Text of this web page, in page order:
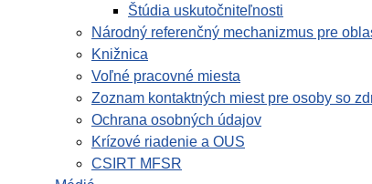
Štúdia uskutočniteľnosti
Národný referenčný mechanizmus pre
Knižnica
Voľné pracovné miesta
Zoznam kontaktných miest pre osoby so
Ochrana osobných údajov
Krízové riadenie a OUS
CSIRT MFSR